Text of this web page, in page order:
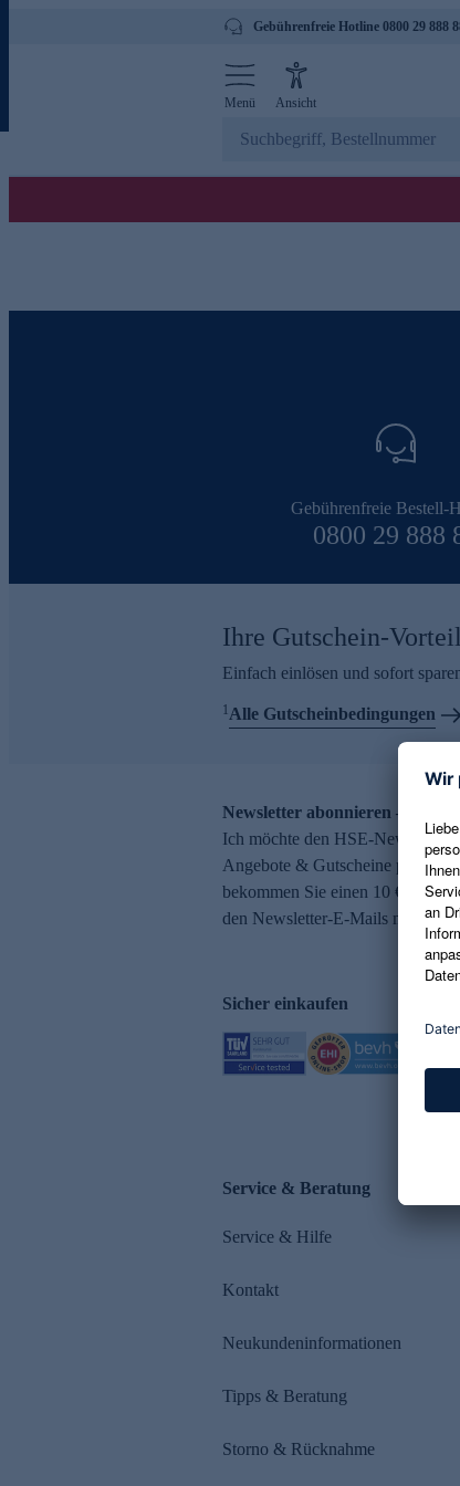
Gebührenfreie Hotline 0800 29 888
Menü Ansicht
Gebührenfreie Bestell-
0800 29 888
Ihre Gutschein-
Einfach einlösen und sofort
1Alle Gutscheinbedingungen
Newsletter abonnieren – 10 €
Ich möchte den HSE-Newsletter
Angebote & Gutscheine per E-
bekommen Sie einen 10 €
den Newsletter-E-Mails möglich.
Sicher einkaufen
Service & Beratung
Service & Hilfe
Kontakt
Neukundeninformationen
Tipps & Beratung
Storno & Rücknahme